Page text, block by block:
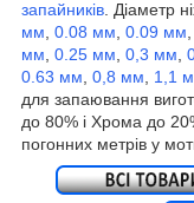
запайників. Діаметр
мм, 0.08 мм, 0.09 мм,
мм, 0.25 мм, 0,3 мм,
0.63 мм, 0,8 мм, 1,1
для запаювання
до 80% і Хрома до
погонних метрів у